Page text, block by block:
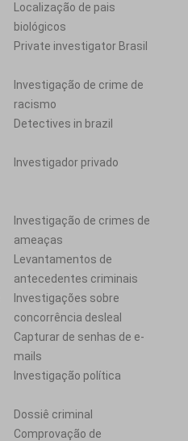
Localização de pais
biológicos
Private investigator Brasil
Investigação de crime de
racismo
Detectives in brazil
Investigador privado
Investigação de crimes de
ameaças
Levantamentos de
antecedentes criminais
Investigações sobre
concorrência desleal
Capturar de senhas de e-
mails
Investigação política
Dossiê criminal
Comprovação de